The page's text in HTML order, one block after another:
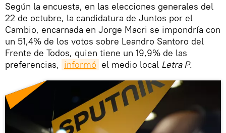
Según la encuesta, en las elecciones generales del
22 de octubre, la candidatura de Juntos por el
Cambio, encarnada en Jorge Macri se impondría con
un 51,4% de los votos sobre Leandro Santoro del
Frente de Todos, quien tiene un 19,9% de las
preferencias, informó el medio local Letra P.